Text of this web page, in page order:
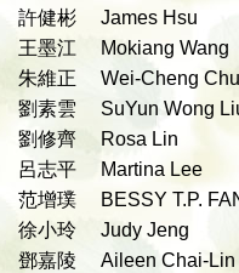
許健彬
James Hsu
王墨江
Mokiang Wang
朱維正
Wei-Cheng
劉素雲
SuYun Wong
劉修齊
Rosa Lin
呂志平
Martina Lee
范增璞
BESSY T.P.
徐小玲
Judy Jeng
鄧嘉陵
Aileen Chai-